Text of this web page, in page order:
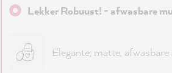
Lekker Robuust! - afwasbare
Elegante, matte,